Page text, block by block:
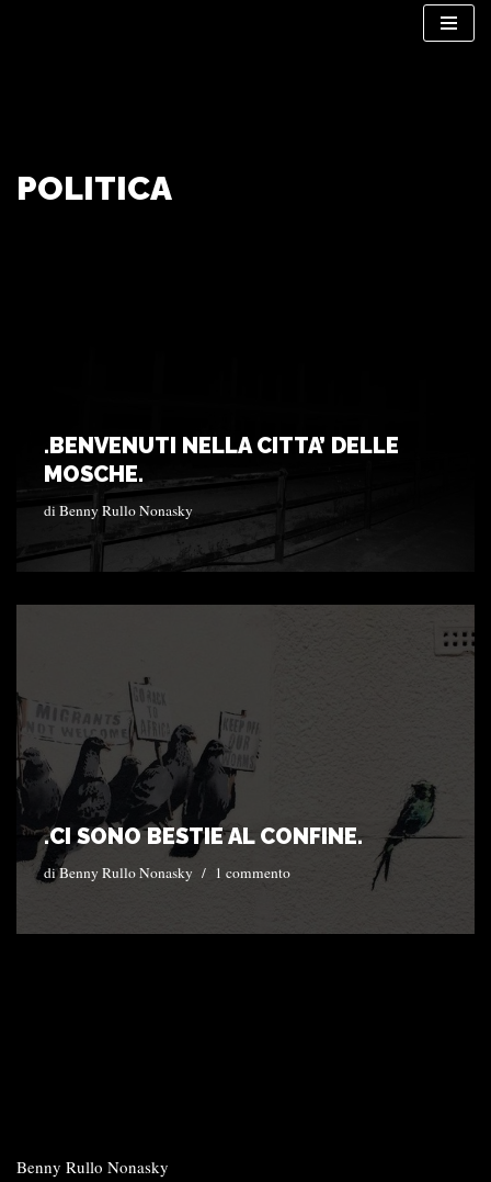
POLITICA
.BENVENUTI NELLA CITTA’ DELLE
MOSCHE.
diBenny Rullo Nonasky
.CI SONO BESTIE AL CONFINE.
diBenny Rullo Nonasky 1 commento
Benny Rullo Nonasky